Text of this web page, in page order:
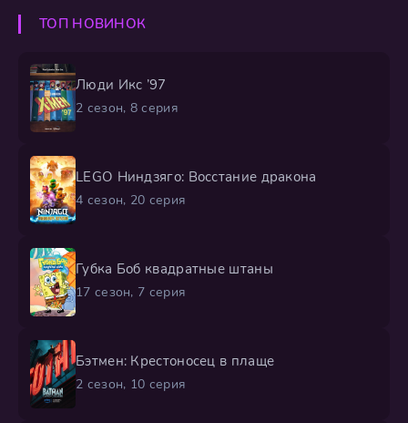
спасти Марию и отстоять свою любовь, Маноло
вынужден отправиться в Запределье —
ТОП НОВИНОК
Люди Икс ’97
2 сезон, 8 серия
LEGO Ниндзяго: Восстание дракона
4 сезон, 20 серия
Губка Боб квадратные штаны
17 сезон, 7 серия
Бэтмен: Крестоносец в плаще
2 сезон, 10 серия